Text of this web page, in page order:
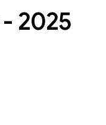
2025